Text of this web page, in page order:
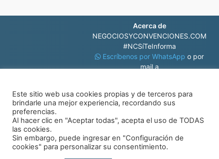
Acerca de
NEGOCIOSYCONVENCIONES.COM
#NCSíTeInforma
Escríbenos por WhatsAppo por
mail a
© Negocios y Convenciones
Este sitio web usa cookies propias y de terceros para
brindarle una mejor experiencia, recordando sus
preferencias.
Al hacer clic en "Aceptar todas", acepta el uso de TODAS
las cookies.
Sin embargo, puede ingresar en "Configuración de
cookies" para personalizar su consentimiento.